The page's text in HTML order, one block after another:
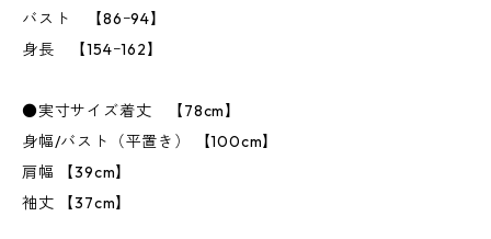
バスト 【86ｰ94】
身長 【154ｰ162】
●実寸サイズ着丈 【78cm】
身幅/バスト（平置き） 【100cm】
肩幅 【39cm】
袖丈 【37cm】